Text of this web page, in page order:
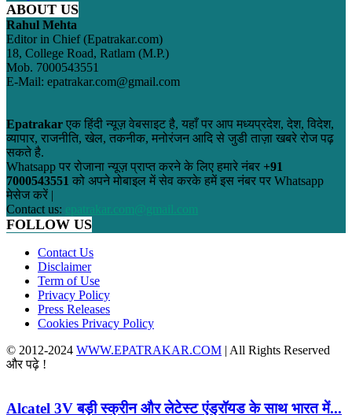
ABOUT US
Rahul Mehta
Editor in Chief (Epatrakar.com)
18, College Road, Ratlam (M.P.)
Mob. 7000543551
E-Mail: epatrakar.com@gmail.com
Epatrakar एक हिंदी न्यूज़ वेबसाइट है, यहाँ पर आप मध्यप्रदेश, देश, विदेश,
व्यापार, राजनीति, खेल, तकनीक, मनोरंजन आदि से जुडी ताज़ा खबरे रोज पढ़
सकते है.
Whatsapp पर रोजाना न्यूज़ प्राप्त करने के लिए हमारे नंबर +91
7000543551 को अपने मोबाइल में सेव करके हमें इस नंबर पर Whatsapp
मेसेज करें |
Contact us: epatrakar.com@gmail.com
FOLLOW US
Contact Us
Disclaimer
Term of Use
Privacy Policy
Press Releases
Cookies Privacy Policy
© 2012-2024 WWW.EPATRAKAR.COM | All Rights Reserved
और पढ़े !
Alcatel 3V बड़ी स्क्रीन और लेटेस्ट एंड्रॉयड के साथ भारत में...